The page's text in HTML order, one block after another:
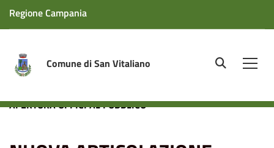
Regione Campania
Comune di San Vitaliano site.searc
APERTURA UFFICI AL PUBBLICO